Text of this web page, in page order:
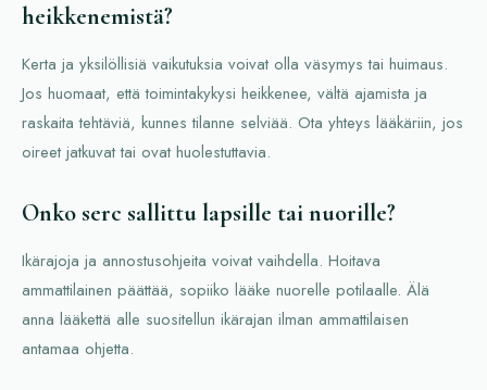
heikkenemistä?
Kerta ja yksilöllisiä vaikutuksia voivat olla väsymys tai huimaus.
Jos huomaat, että toimintakykysi heikkenee, vältä ajamista ja
raskaita tehtäviä, kunnes tilanne selviää. Ota yhteys lääkäriin, jos
oireet jatkuvat tai ovat huolestuttavia.
Onko serc sallittu lapsille tai nuorille?
Ikärajoja ja annostusohjeita voivat vaihdella. Hoitava
ammattilainen päättää, sopiiko lääke nuorelle potilaalle. Älä
anna lääkettä alle suositellun ikärajan ilman ammattilaisen
antamaa ohjetta.